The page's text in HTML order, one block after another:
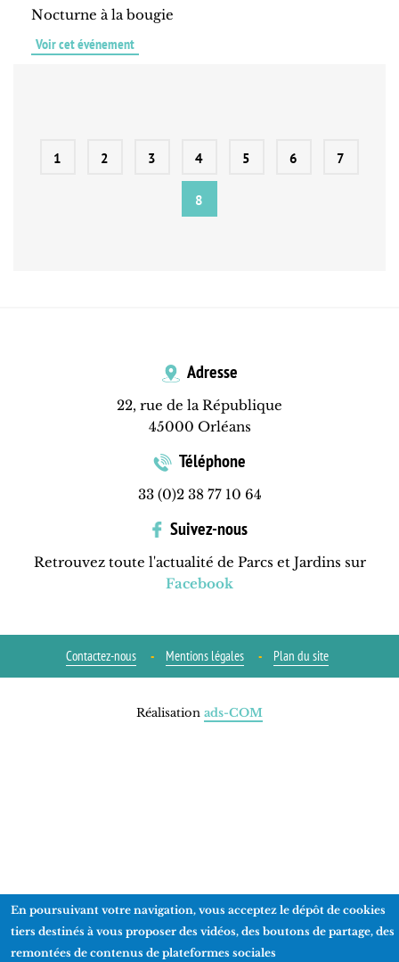
Nocturne à la bougie
Voir cet événement
1 2 3 4 5 6 7
8
Adresse
22, rue de la République
45000 Orléans
Téléphone
33 (0)2 38 77 10 64
Suivez-nous
Retrouvez toute l'actualité de Parcs et Jardins sur
Facebook
Contactez-nous Mentions légales Plan du site
Réalisation ads-COM
En poursuivant votre navigation, vous acceptez le dépôt de cookies
tiers destinés à vous proposer des vidéos, des boutons de partage, des
remontées de contenus de plateformes sociales